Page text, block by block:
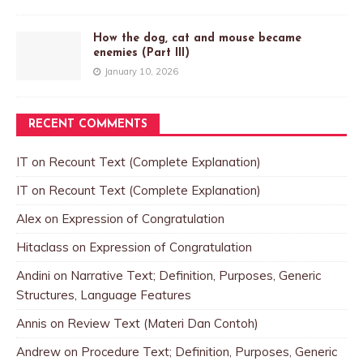
How the dog, cat and mouse became
enemies (Part III)
January 10, 2026
RECENT COMMENTS
IT on Recount Text (Complete Explanation)
IT on Recount Text (Complete Explanation)
Alex on Expression of Congratulation
Hitaclass on Expression of Congratulation
Andini on Narrative Text; Definition, Purposes, Generic
Structures, Language Features
Annis on Review Text (Materi Dan Contoh)
Andrew on Procedure Text; Definition, Purposes, Generic